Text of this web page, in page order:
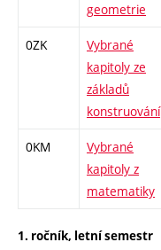
geometrie
0ZK
Vybrané
kapitoly ze
základů
konstruování
0KM
Vybrané
kapitoly z
matematiky
1. ročník, letní semestr